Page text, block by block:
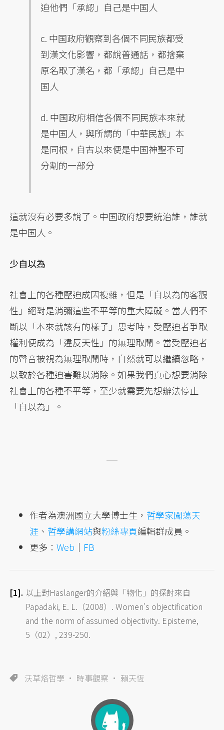
迫他們「承認」自己是中国人
c. 中国政府觀察到各個不同民族都受
到漢文化影響，都說普通話，都捨棄
原名取了漢名，都「承認」自己是中
国人
d. 中国政府相信各個不同民族本來就
是中国人，與所謂的「中華民族」本
是同根，自古以來便是中国神聖不可
分割的一部分
這就沒有必要多說了。中国政府想要統治誰，誰就
是中国人。
少自以為
社會上的各種壓迫成因複雜，但是「自以為的客觀
性」絕對是消彌這些不平等的重大障礙。當人們不
斷以「本來就該有的樣子」思考時，受壓迫者爭取
權利便成為「違反天性」的無理取鬧。當受壓迫者
的聲音被視為無理取鬧時，自然就可以繼續忽略，
以致於各種迫害難以消除。如果我們真心想要消除
社會上的各種不平等，至少就需要先想辦法停止
「自以為」。
作者為澳洲國立大學博士生， 哲學家闖蕩天
涯 、 哲學講網站與粉絲專頁編輯群成員。
更多：Web ｜ FB
以上對Haslanger的介紹與「物化」的探討來自
Papadaki, E. L.（2008）. Women's objectification
and the norm of assumed objectivity. Episteme,
5（02）, 239-250.
沃草烙哲學 時事觀察 賴天恆